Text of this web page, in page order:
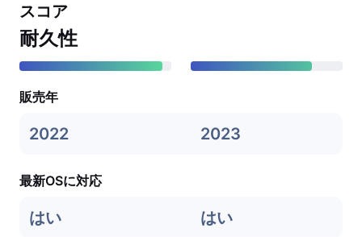
スコア
耐久性
販売年
2022 2023
最新OSに対応
はい はい